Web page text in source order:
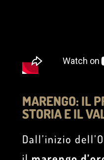
MARENGO: IL
STORIA E IL
Dall’inizio